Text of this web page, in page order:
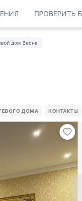
ПРОВЕРИТЬ
дом Весна
ДОМА КОНТАКТЫ